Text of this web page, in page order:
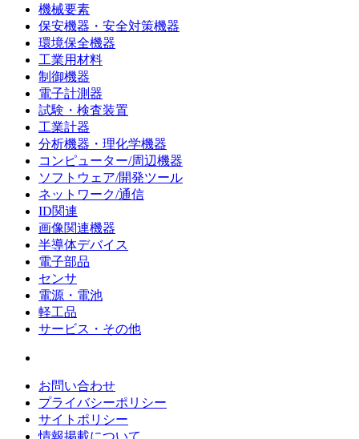
機械要素
保安機器・安全対策機器
環境保全機器
工業用材料
制御機器
電子計測器
試験・検査装置
工業計器
分析機器・理化学機器
コンピューター/周辺機器
ソフトウェア/開発ツール
ネットワーク/通信
ID関連
画像関連機器
半導体デバイス
電子部品
センサ
電源・電池
軽工品
サービス・その他
お問い合わせ
プライバシーポリシー
サイトポリシー
情報掲載について